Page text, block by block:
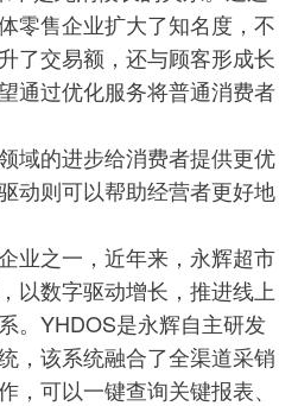
零售企业扩大了知名度，不
了交易额，还与顾客形成长
通过优化服务将普通消费者
的进步给消费者提供更优
动则可以帮助经营者更好地
之一，近年来，永辉超市
以数字驱动增长，推进线上
。YHDOS是永辉自主研发
，该系统融合了全渠道采销
，可以一键查询关键报表、